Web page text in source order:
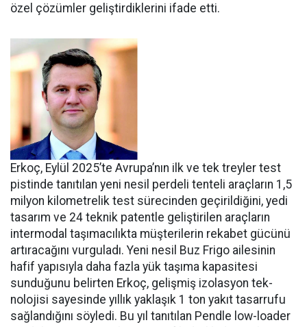
özel çözüm­ler geliştirdiklerini ifade etti.
Erkoç, Eylül 2025’te Avru­pa’nın ilk ve tek treyler test
pistin­de tanıtılan yeni nesil perdeli ten­teli araçların 1,5
milyon kilomet­relik test sürecinden geçirildiğini, yedi
tasarım ve 24 teknik patentle geliştirilen araçların
intermodal taşımacılıkta müşterilerin reka­bet gücünü
artıracağını vurgula­dı. Yeni nesil Buz Frigo ailesinin
hafif yapısıyla daha fazla yük ta­şıma kapasitesi
sunduğunu belir­ten Erkoç, gelişmiş izolasyon tek­
nolojisi sayesinde yıllık yaklaşık 1 ton yakıt tasarrufu
sağlandığı­nı söyledi. Bu yıl tanıtılan Pendle low-loader